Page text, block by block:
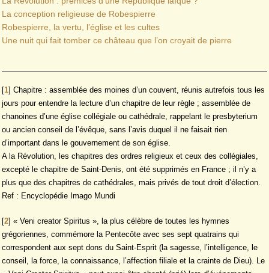
La conception religieuse de Robespierre
Robespierre, la vertu, l’église et les cultes
Une nuit qui fait tomber ce château que l’on croyait de pierre
[1] Chapitre : assemblée des moines d’un couvent, réunis autrefois tous les
jours pour entendre la lecture d’un chapitre de leur règle ; assemblée de
chanoines d’une église collégiale ou cathédrale, rappelant le presbyterium
ou ancien conseil de l’évêque, sans l’avis duquel il ne faisait rien
d’important dans le gouvernement de son église.
A la Révolution, les chapitres des ordres religieux et ceux des collégiales,
excepté le chapitre de Saint-Denis, ont été supprimés en France ; il n’y a
plus que des chapitres de cathédrales, mais privés de tout droit d’élection.
Ref : Encyclopédie Imago Mundi
[2] « Veni creator Spiritus », la plus célèbre de toutes les hymnes
grégoriennes, commémore la Pentecôte avec ses sept quatrains qui
correspondent aux sept dons du Saint-Esprit (la sagesse, l’intelligence, le
conseil, la force, la connaissance, l’affection filiale et la crainte de Dieu). Le